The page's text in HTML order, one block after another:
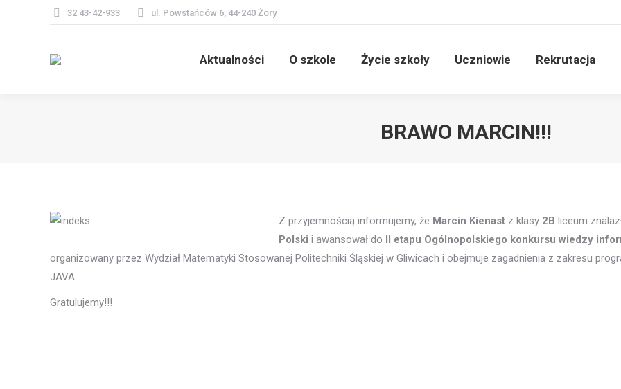
32 43-42-933 ul. Powstańców 6, 44-240 Żory
Aktualności O szkole Życie szkoły Uczniowie Rekrutacja
BRAWO MARCIN!!!
Z przyjemnością informujemy, że Marcin Kienast z klasy 2B liceum
Polski i awansował do II etapu Ogólnopolskiego konkursu wiedzy
organizowany przez Wydział Matematyki Stosowanej Politechniki Śląskiej w Gliwicach i obejmuje zagadnienia z zakresu
JAVA.
Gratulujemy!!!
Aktualności O szkole Życie szkoły Uczniowie